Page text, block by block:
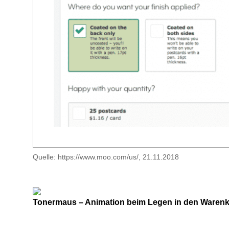
Quelle: https://www.moo.com/us/, 21.11.2018
Tonermaus – Animation beim Legen in den